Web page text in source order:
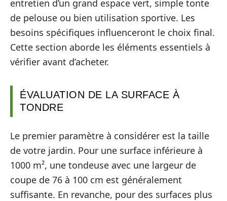
entretien d’un grand espace vert, simple tonte
de pelouse ou bien utilisation sportive. Les
besoins spécifiques influenceront le choix final.
Cette section aborde les éléments essentiels à
vérifier avant d’acheter.
ÉVALUATION DE LA SURFACE À
TONDRE
Le premier paramètre à considérer est la taille
de votre jardin. Pour une surface inférieure à
1000 m², une tondeuse avec une largeur de
coupe de 76 à 100 cm est généralement
suffisante. En revanche, pour des surfaces plus